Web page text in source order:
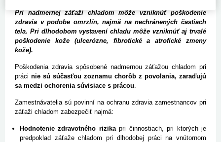
Pri nadmernej záťaži chladom môže vzniknúť poškodenie
zdravia v podobe omrzlín, najmä na nechránených častiach
tela. Pri dlhodobom vystavení chladu môže vzniknúť aj trvalé
poškodenie kože (ulcerózne, fibrotické a atrofické zmeny
kože).
Poškodenia zdravia spôsobené nadmernou záťažou chladom pri
práci nie sú súčasťou zoznamu chorôb z povolania, zaraďujú
sa medzi ochorenia súvisiace s prácou
Zamestnávatelia sú povinní na ochranu zdravia zamestnancov pri
záťaži chladom zabezpečiť najmä:
Hodnotenie zdravotného rizikapri činnostiach, pri ktorých je
predpoklad záťaže chladom pri dlhodobej práci na vnútornom